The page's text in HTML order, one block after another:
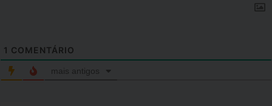
1 COMENTÁRIO
mais antigos